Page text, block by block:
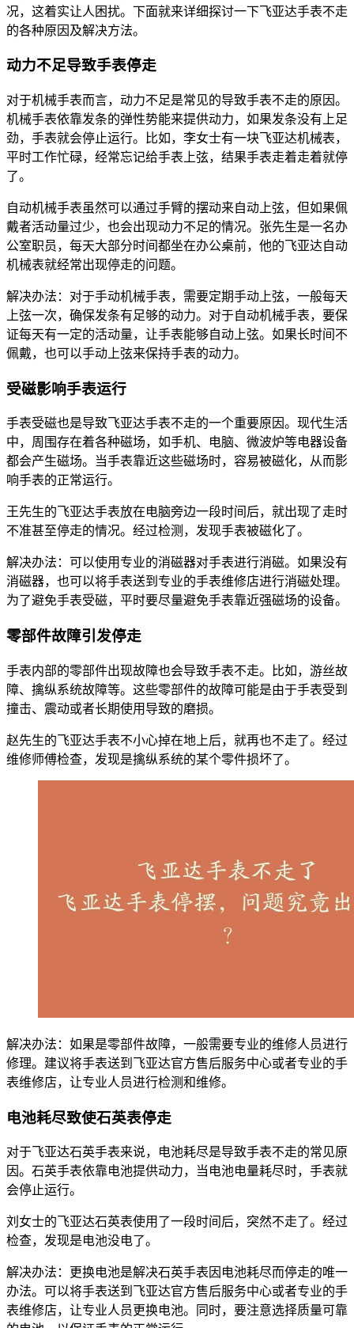
况，这着实让人困扰。下面就来详细探讨一下飞亚达手表不走
的各种原因及解决方法。
动力不足导致手表停走
对于机械手表而言，动力不足是常见的导致手表不走的原因。
机械手表依靠发条的弹性势能来提供动力，如果发条没有上足
劲，手表就会停止运行。比如，李女士有一块飞亚达机械表，
平时工作忙碌，经常忘记给手表上弦，结果手表走着走着就停
了。
自动机械手表虽然可以通过手臂的摆动来自动上弦，但如果佩
戴者活动量过少，也会出现动力不足的情况。张先生是一名办
公室职员，每天大部分时间都坐在办公桌前，他的飞亚达自动
机械表就经常出现停走的问题。
解决办法：对于手动机械手表，需要定期手动上弦，一般每天
上弦一次，确保发条有足够的动力。对于自动机械手表，要保
证每天有一定的活动量，让手表能够自动上弦。如果长时间不
佩戴，也可以手动上弦来保持手表的动力。
受磁影响手表运行
手表受磁也是导致飞亚达手表不走的一个重要原因。现代生活
中，周围存在着各种磁场，如手机、电脑、微波炉等电器设备
都会产生磁场。当手表靠近这些磁场时，容易被磁化，从而影
响手表的正常运行。
王先生的飞亚达手表放在电脑旁边一段时间后，就出现了走时
不准甚至停走的情况。经过检测，发现手表被磁化了。
解决办法：可以使用专业的消磁器对手表进行消磁。如果没有
消磁器，也可以将手表送到专业的手表维修店进行消磁处理。
为了避免手表受磁，平时要尽量避免手表靠近强磁场的设备。
零部件故障引发停走
手表内部的零部件出现故障也会导致手表不走。比如，游丝故
障、擒纵系统故障等。这些零部件的故障可能是由于手表受到
撞击、震动或者长期使用导致的磨损。
赵先生的飞亚达手表不小心掉在地上后，就再也不走了。经过
维修师傅检查，发现是擒纵系统的某个零件损坏了。
解决办法：如果是零部件故障，一般需要专业的维修人员进行
修理。建议将手表送到飞亚达官方售后服务中心或者专业的手
表维修店，让专业人员进行检测和维修。
电池耗尽致使石英表停走
对于飞亚达石英手表来说，电池耗尽是导致手表不走的常见原
因。石英手表依靠电池提供动力，当电池电量耗尽时，手表就
会停止运行。
刘女士的飞亚达石英表使用了一段时间后，突然不走了。经过
检查，发现是电池没电了。
解决办法：更换电池是解决石英手表因电池耗尽而停走的唯一
办法。可以将手表送到飞亚达官方售后服务中心或者专业的手
表维修店，让专业人员更换电池。同时，要注意选择质量可靠